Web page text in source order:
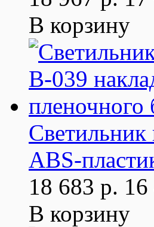
В корзину
Светильник
ABS-
18 683 р.
В корзину